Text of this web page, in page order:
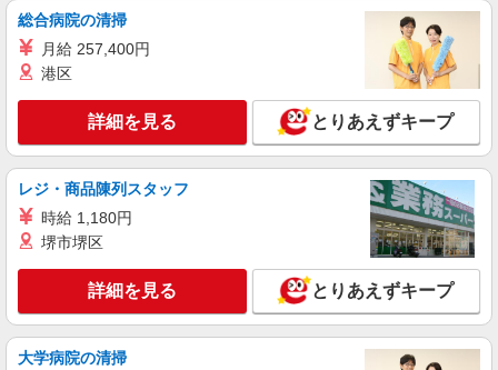
時給2000円〜2500円＜交通費全額支給(ガソリ
キープ 詳細を見る
株式会社kotrio /●MT-H-1908969
南アルプス市＊病院のサポート役♪高時給＆充
時給1500円〜2125円 ＜日払い有/週払い有/交
通費全支給(ガソリン代含む)＞
南アルプス市内
キープ 詳細を見る
総合病院の清掃
月給 257,400円
港区
詳細を見る とりあえずキープ
レジ・商品陳列スタッフ
時給 1,180円
堺市堺区
詳細を見る とりあえずキープ
大学病院の清掃